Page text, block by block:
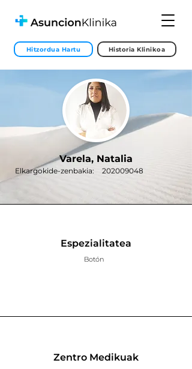
Hitzordua Hartu Historia Klinikoa
Varela, Natalia
Elkargokide-zenbakia: 202009048
Espezialitatea
Botón
Zentro Medikuak